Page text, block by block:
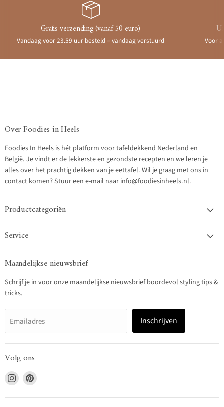
Gratis verzending (vanaf 50 euro)
Vandaag voor 23.59 uur besteld = vandaag verstuurd Voor
Over Foodies in Heels
Foodies In Heels is hét platform voor tafeldekkend Nederland en
België. Je vindt er de lekkerste en gezondste recepten en we leren je
alles over het prachtig dekken van je eettafel. Wil je graag met ons in
contact komen? Stuur een e-mail naar info@foodiesinheels.nl.
Productcategoriën
Service
Maandelijkse nieuwsbrief
Schrijf je in voor onze maandelijkse nieuwsbrief boordevol styling tips &
tricks.
Emailadres Inschrijven
Volg ons
Vind
ons
op
Vind
op